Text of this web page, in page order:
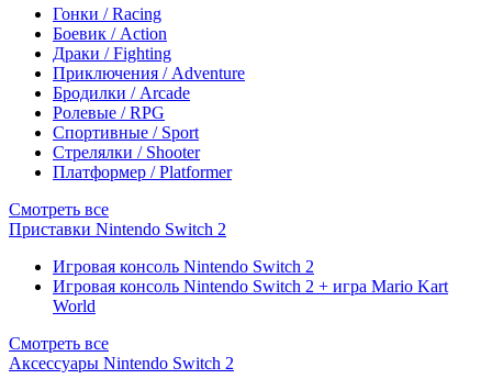
Гонки / Racing
Боевик / Action
Драки / Fighting
Приключения / Adventure
Бродилки / Arcade
Ролевые / RPG
Спортивные / Sport
Стрелялки / Shooter
Платформер / Platformer
Смотреть все
Приставки Nintendo Switch 2
Игровая консоль Nintendo Switch 2
Игровая консоль Nintendo Switch 2 + игра Mario Kart
World
Смотреть все
Аксессуары Nintendo Switch 2